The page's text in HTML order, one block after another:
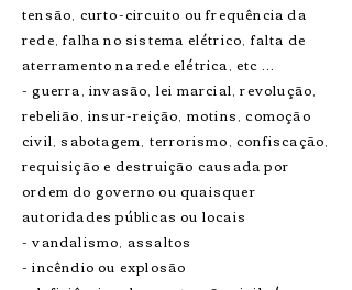
tensão, curto-circuito ou frequência da
rede, falha no sistema elétrico, falta de
aterramento na rede elétrica, etc ...
- guerra, invasão, lei marcial, revolução,
rebelião, insur-reição, motins, comoção
civil, sabotagem, terrorismo, confiscação,
requisição e destruição causada por
ordem do governo ou quaisquer
autoridades públicas ou locais
- vandalismo, assaltos
- incêndio ou explosão